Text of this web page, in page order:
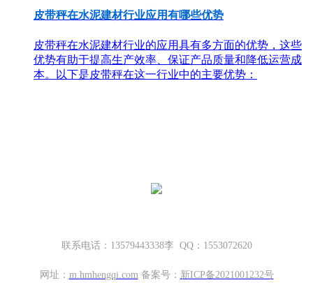
皮带秤在水泥建材行业应用有哪些优势
皮带秤在水泥建材行业的应用具有多方面的优势，这些
优势有助于提高生产效率、保证产品质量和降低运营成
本。以下是皮带秤在这一行业中的主要优势：
联系电话：13579443338李 QQ：1553072620
网址： m. hmhengqi.com 备案号： 新ICP备2021001232号